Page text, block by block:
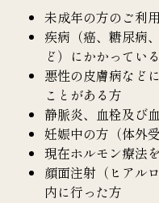
未成年の方のご利
疾病（癌、糖尿病
ど）にかかってい
悪性の皮膚病など
ことがある方
静脈炎、血栓及び
妊娠中の方（体外
現在ホルモン療法
顔面注射（ヒアル
内に行った方